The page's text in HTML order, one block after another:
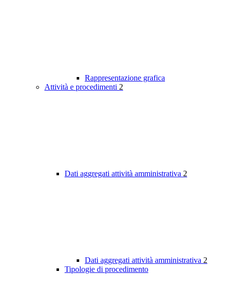
Rappresentazione grafica
Attività e procedimenti 2
Dati aggregati attività amministrativa 2
Dati aggregati attività amministrativa 2
Tipologie di procedimento